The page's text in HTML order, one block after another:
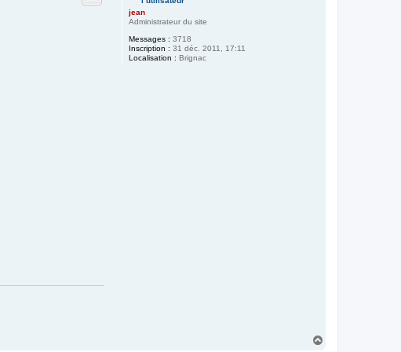
jean
Administrateur du site
Messages : 3718
Inscription : 31 déc. 2011, 17:11
Localisation : Brignac